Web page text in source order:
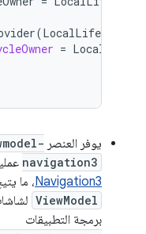
(
=
يوفر العنصر
navigation3
Navigation3، ما
ViewModel
برمجة التطبيقات